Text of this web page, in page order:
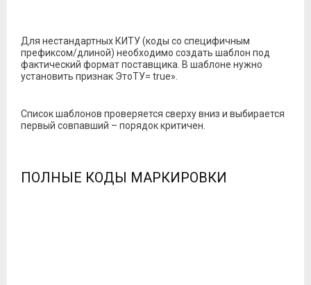
Для нестандартных КИТУ (коды со специфичным
префиксом/длиной) необходимо создать шаблон под
фактический формат поставщика. В шаблоне нужно
установить признак ЭтоТУ= true».
Список шаблонов проверяется сверху вниз и выбирается
первый совпавший – порядок критичен.
ПОЛНЫЕ КОДЫ МАРКИРОВКИ